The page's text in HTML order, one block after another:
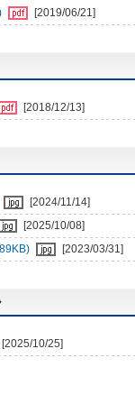
[2019/06/21]
[2018/12/13]
[2024/11/14]
[2025/10/08]
[2023/03/31]
[2025/10/25]